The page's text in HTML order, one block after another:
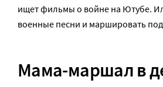
ищет фильмы о войне на Ютубе.
военные песни и маршировать
Мама-маршал в